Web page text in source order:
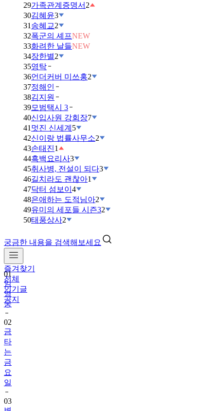
29가족관계증명서 2
30김혜윤3
31 송혜교2
32폭군의 셰프NEW
33화려한 날들NEW
34장한별2
35영탁
36언더커버 미쓰홍2
37정해인
38김지원
39모범택시 3
40신입사원 강회장7
41 멋진 신세계 5
42신이랑 법률사무소2
43손태진1
44흑백요리사3
45취사병, 전설이 되다3
46길치라도 괜찮아1
47닥터 섬보이 4
48은애하는 도적님아2
49유미의 세포들 시즌32
50태풍상사2
궁금한 내용을 검색해보세요
즐겨찾기
전체
인기글
공지
01
임
영
웅
02
금
타
는
금
요
일
03